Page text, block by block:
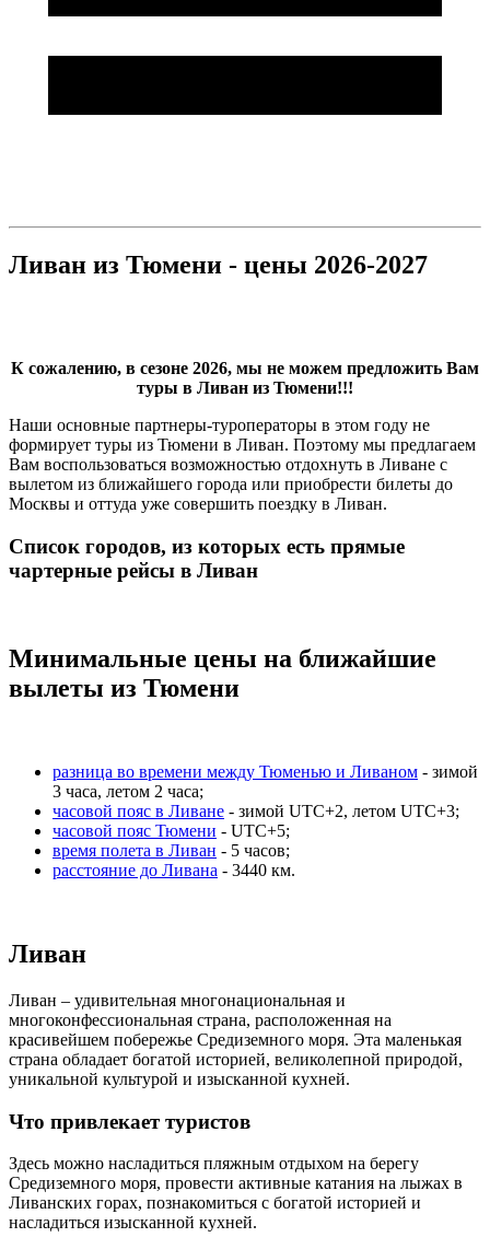
Ливан из Тюмени - цены 2026-2027
К сожалению, в сезоне 2026, мы не можем предложить Вам
туры в Ливан из Тюмени!!!
Наши основные партнеры-туроператоры в этом году не
формирует туры из Тюмени в Ливан. Поэтому мы предлагаем
Вам воспользоваться возможностью отдохнуть в Ливане с
вылетом из ближайшего города или приобрести билеты до
Москвы и оттуда уже совершить поездку в Ливан.
Список городов, из которых есть прямые
чартерные рейсы в Ливан
Минимальные цены на ближайшие
вылеты из Тюмени
разница во времени между Тюменью и Ливаном - зимой
3 часа, летом 2 часа;
часовой пояс в Ливане - зимой UTC+2, летом UTC+3;
часовой пояс Тюмени - UTC+5;
время полета в Ливан - 5 часов;
расстояние до Ливана - 3440 км.
Ливан
Ливан – удивительная многонациональная и
многоконфессиональная страна, расположенная на
красивейшем побережье Средиземного моря. Эта маленькая
страна обладает богатой историей, великолепной природой,
уникальной культурой и изысканной кухней.
Что привлекает туристов
Здесь можно насладиться пляжным отдыхом на берегу
Средиземного моря, провести активные катания на лыжах в
Ливанских горах, познакомиться с богатой историей и
насладиться изысканной кухней.